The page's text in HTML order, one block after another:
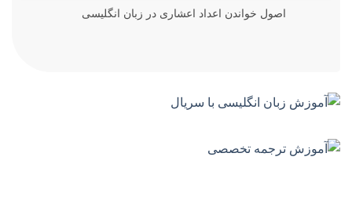
اصول خواندن اعداد اعشاری در زبان انگلیسی